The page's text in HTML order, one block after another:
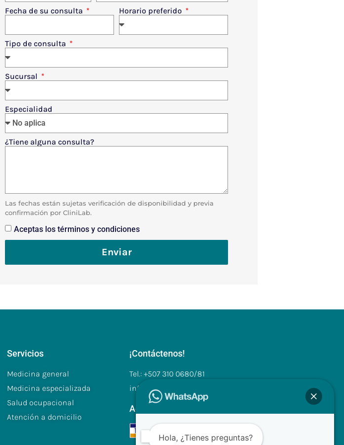
Fecha de su consulta Horario preferido
Tipo de consulta
Sucursal
Especialidad
¿Tiene alguna consulta?
Las fechas están sujetas verificación de disponibilidad y previa
confirmación por CliniLab.
Aceptas los términos y condiciones
Enviar
Servicios
Medicina general
Medicina especializada
Salud ocupacional
Atención a domicilio
¡Contáctenos!
Tel.: +507 310 0680/81
info@clinilabpanama.com
Aceptamos
Hola, ¿Tienes preguntas?